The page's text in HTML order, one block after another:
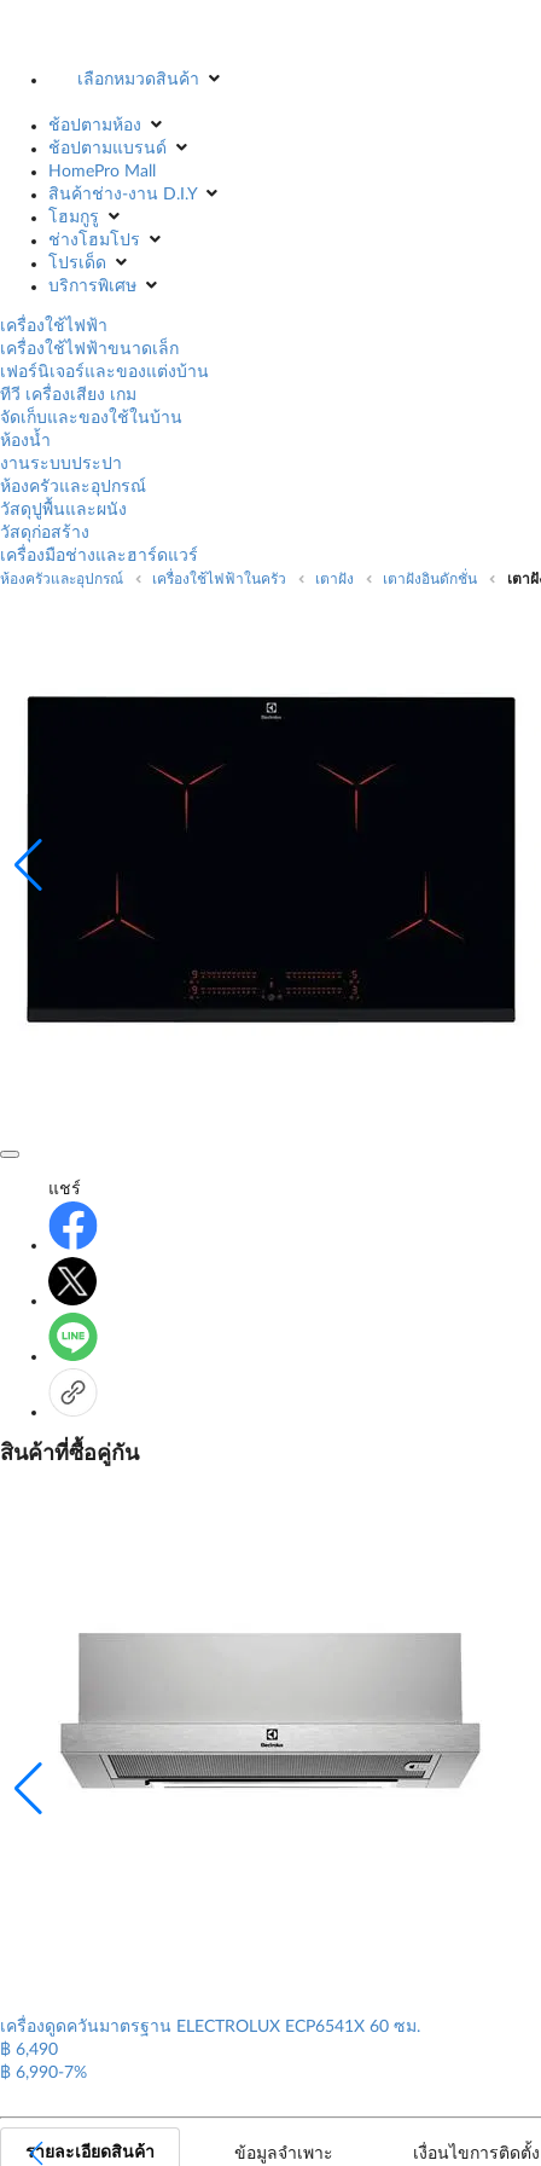
เลือกหมวดสินค้า
ช้อปตามห้อง
ช้อปตามแบรนด์
HomePro Mall
สินค้าช่าง-งาน D.I.Y
โฮมกูรู
ช่างโฮมโปร
โปรเด็ด
บริการพิเศษ
เครื่องใช้ไฟฟ้า
เครื่องใช้ไฟฟ้าขนาดเล็ก
เฟอร์นิเจอร์และของแต่งบ้าน
ทีวี เครื่องเสียง เกม
จัดเก็บและของใช้ในบ้าน
ห้องน้ำ
งานระบบประปา
ห้องครัวและอุปกรณ์
วัสดุปูพื้นและผนัง
วัสดุก่อสร้าง
เครื่องมือช่างและฮาร์ดแวร์
ห้องครัวและอุปกรณ์ เครื่องใช้ไฟฟ้าในครัว เตาฝัง เตาฝังอินดักชั่น เตา
แชร์
สินค้าที่ซื้อคู่กัน
เครื่องดูดควันมาตรฐาน ELECTROLUX ECP6541X 60 ซม.
฿ 6,490
฿ 6,990-7%
รายละเอียดสินค้า ข้อมูลจำเพาะ เงื่อนไขการติดตั้ง